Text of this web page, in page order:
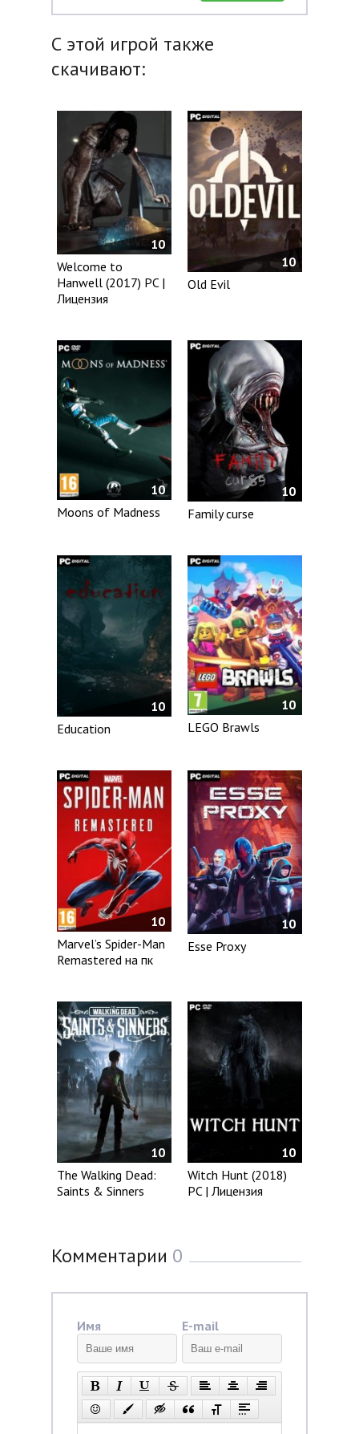
С этой игрой также
скачивают:
10
Welcome to
Hanwell (2017) PC |
Лицензия
10
Old Evil
10
Moons of Madness
10
Family curse
10
Education
10
LEGO Brawls
10
Marvel’s Spider-Man
Remastered на пк
10
Esse Proxy
10
The Walking Dead:
Saints & Sinners
10
Witch Hunt (2018)
PC | Лицензия
Комментарии 0
Имя E-mail